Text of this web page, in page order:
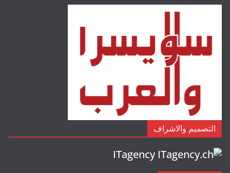
التصميم والاشراف
ITagency